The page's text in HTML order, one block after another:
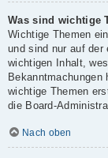
Was sind wichtige
Wichtige Themen
und sind nur auf
wichtigen Inhalt,
wichtige Themen
die Board-
Nach oben